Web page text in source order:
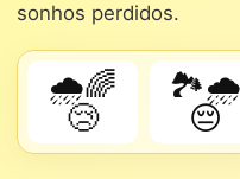
sonhos perdidos.
🌧️🌈
😢
🏞️🌧️
😔